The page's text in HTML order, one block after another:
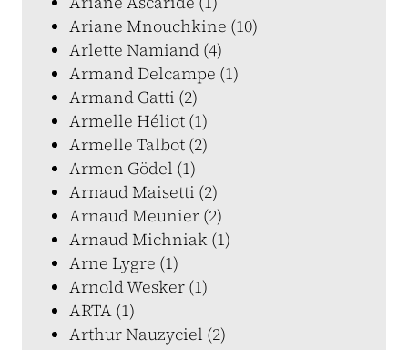
Ariane Mnouchkine (10)
Arlette Namiand (4)
Armand Delcampe (1)
Armand Gatti (2)
Armelle Héliot (1)
Armelle Talbot (2)
Armen Gödel (1)
Arnaud Maisetti (2)
Arnaud Meunier (2)
Arnaud Michniak (1)
Arne Lygre (1)
Arnold Wesker (1)
ARTA (1)
Arthur Nauzyciel (2)